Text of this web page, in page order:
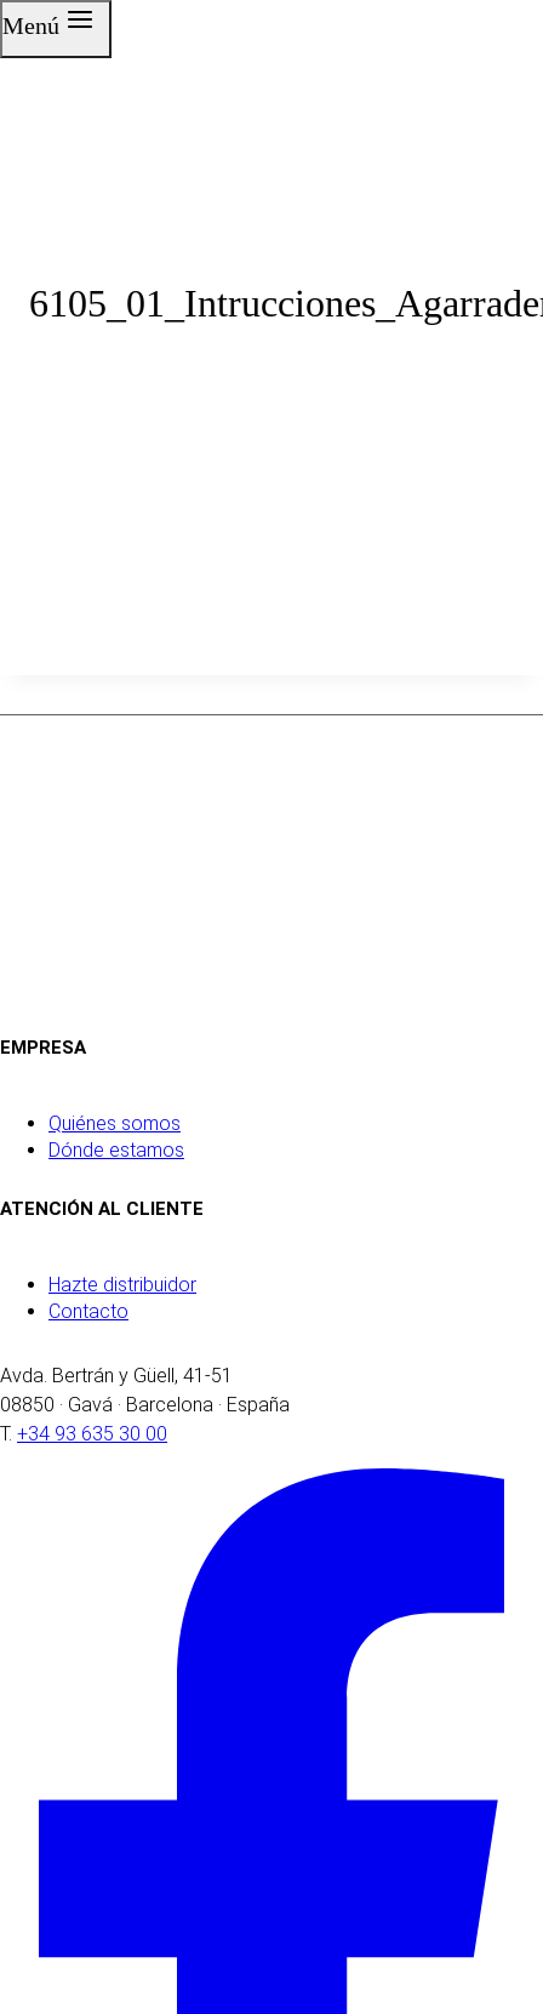
Saltar
al
Menú
EMPRESA
Quiénes somos
Dónde estamos
ATENCIÓN AL CLIENTE
Hazte distribuidor
Contacto
Avda. Bertrán y Güell, 41-51
08850 · Gavá · Barcelona · España
T. +34 93 635 30 00